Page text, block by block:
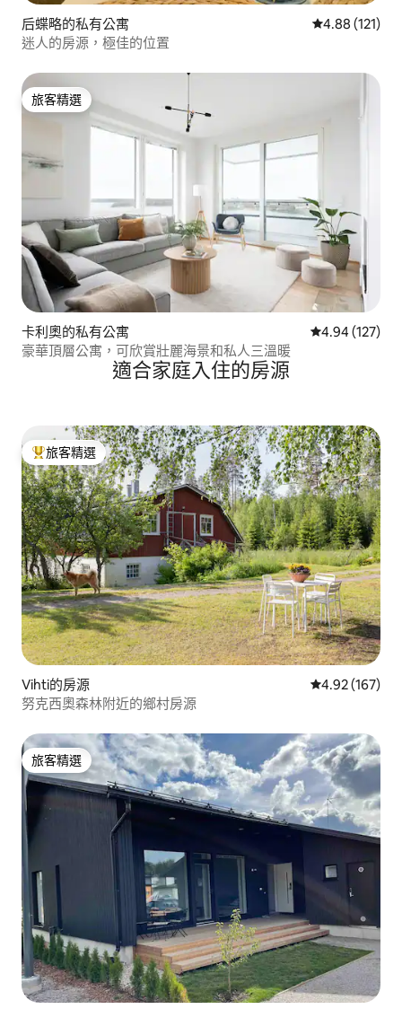
后蝶略的私有公寓 從 121 則評價
4.88 (121)
迷人的房源，極佳的位置
旅客精選
旅客精選
卡利奧的私有公寓 從 127 則評價
4.94 (127)
豪華頂層公寓，可欣賞壯麗海景和私人三溫暖
適合家庭入住的房源
旅客精選榜首
旅客精選
Vihti的房源 從 167 則評價
4.92 (167)
努克西奧森林附近的鄉村房源
旅客精選
旅客精選